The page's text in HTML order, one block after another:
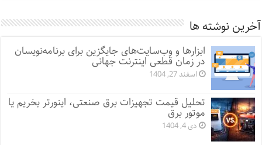
آخرین نوشته ها
ابزارها و وب‌سایت‌های جایگزین برای برنامه‌نویسان
در زمان قطعی اینترنت جهانی
اسفند 27, 1404
تحلیل قیمت تجهیزات برق صنعتی، اینورتر بخریم یا
موتور برق
دی 4, 1404